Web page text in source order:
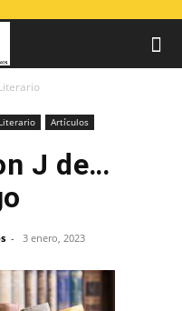
Artículos
J de…
- 3 enero, 2023